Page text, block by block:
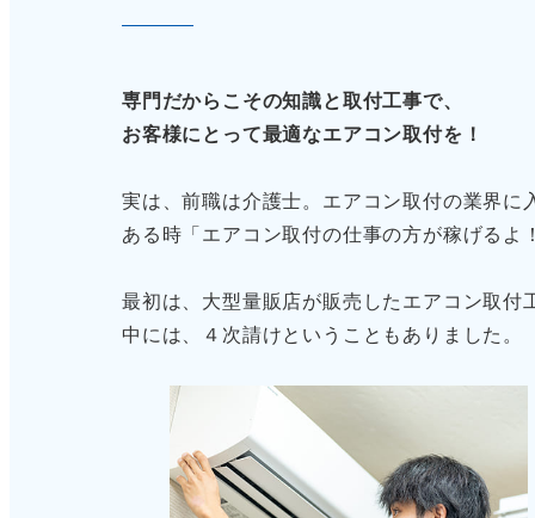
専門だからこその知識と取付工事で、
お客様にとって最適なエアコン取付を！
実は、前職は介護士。エアコン取付の業界に
ある時「エアコン取付の仕事の方が稼げるよ
最初は、大型量販店が販売したエアコン取付
中には、４次請けということもありました。